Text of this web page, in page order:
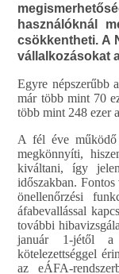
használóknál
csökkentheti. A
vállalkozásokat
Egyre népszerűbb
már több mint 70
több mint 248 ezer
A fél éve működő
megkönnyíti,
kiváltani, így
időszakban.
önellenőrzési
áfabevallással
további
január 1-jétől a
kötelezettséggel
az eÁFA-